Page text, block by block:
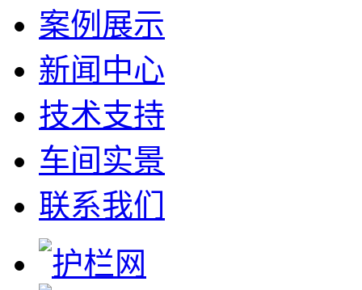
案例展示
新闻中心
技术支持
车间实景
联系我们